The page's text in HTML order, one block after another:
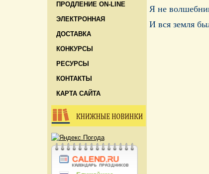
ПРОДЛЕНИЕ ON-LINE
ЭЛЕКТРОННАЯ
ДОСТАВКА
КОНКУРСЫ
РЕСУРСЫ
КОНТАКТЫ
КАРТА САЙТА
Я не
И вся земля